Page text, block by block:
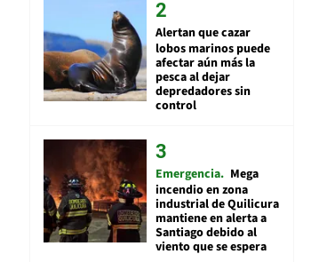
Alertan que cazar
lobos marinos puede
afectar aún más la
pesca al dejar
depredadores sin
control
Emergencia Mega
incendio en zona
industrial de Quilicura
mantiene en alerta a
Santiago debido al
viento que se espera